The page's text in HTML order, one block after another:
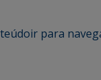
ir para